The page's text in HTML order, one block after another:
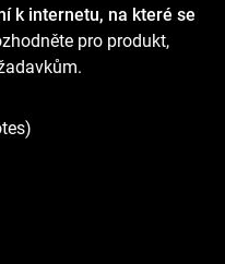
k internetu, na které se
pro produkt,